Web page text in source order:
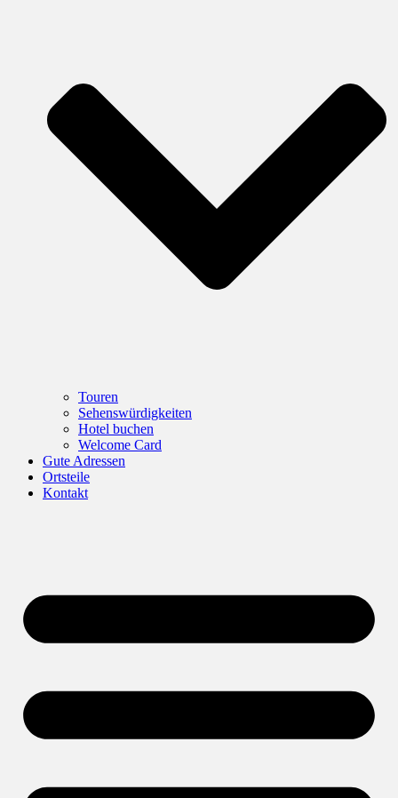
Touren
Sehenswürdigkeiten
Hotel buchen
Welcome Card
Gute Adressen
Ortsteile
Kontakt